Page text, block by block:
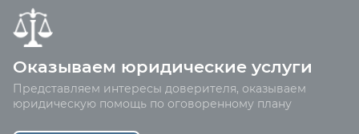
Оказываем юридические услуги
Представляем интересы доверителя, оказываем
юридическую помощь по оговоренному плану